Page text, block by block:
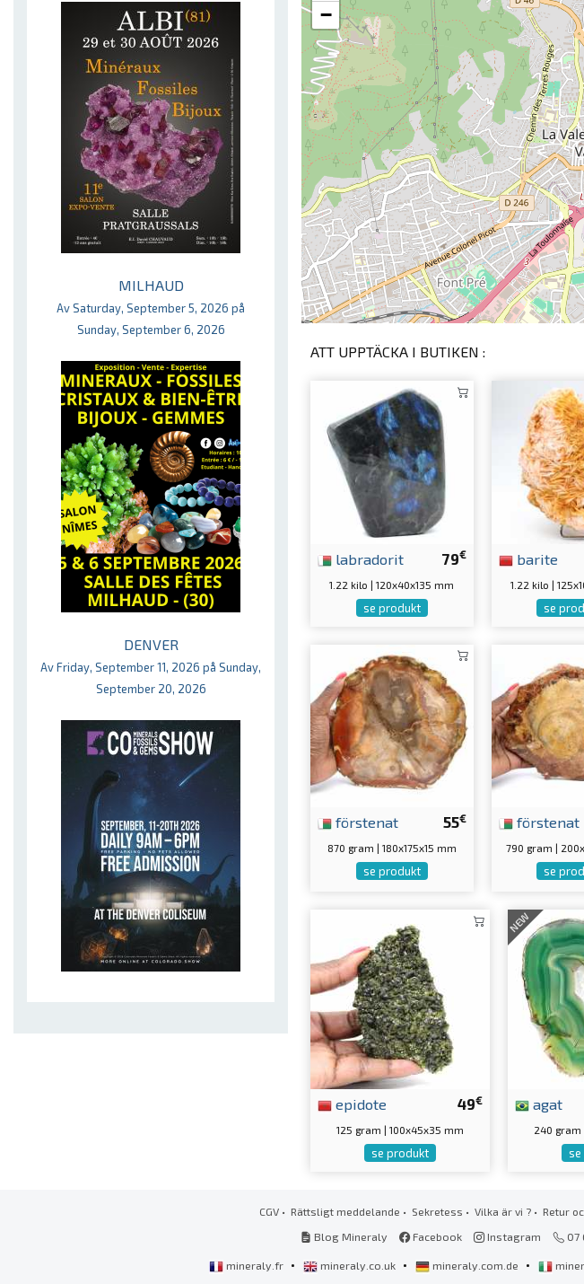
MILHAUD
Av Saturday, September 5, 2026 på
Sunday, September 6, 2026
DENVER
Av Friday, September 11, 2026 på Sunday,
September 20, 2026
−
ATT UPPTÄCKA I BUTIKEN :
79€
labradorit
1.22 kilo | 120x40x135 mm
se produkt
barite
1.22 kilo |
se
55€
förstenat
870 gram | 180x175x15 mm
se produkt
förstenat
790 gram |
se
49€
epidote
125 gram | 100x45x35 mm
se produkt
NEW
agat
240 gram
CGV • Rättsligt meddelande • Sekretess • Vilka är vi ? • Retur
Blog Mineraly
Facebook Instagram 07
mineraly.fr • mineraly.co.uk • mineraly.com.de •